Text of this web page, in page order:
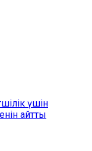
үшін
айтты